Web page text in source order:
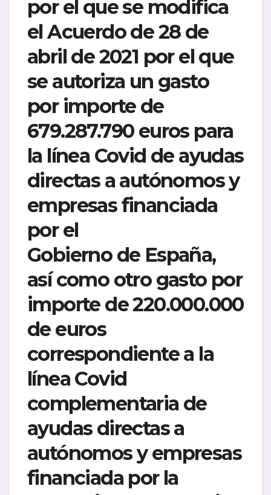
por el que se modifica
el Acuerdo de 28 de
abril de 2021 por el que
se autoriza un gasto
por importe de
679.287.790 euros para
la línea Covid de ayudas
directas a autónomos y
empresas financiada
por el
Gobierno de España,
así como otro gasto por
importe de 220.000.000
de euros
correspondiente a la
línea Covid
complementaria de
ayudas directas a
autónomos y empresas
financiada por la